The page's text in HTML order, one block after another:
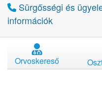
Sürgősségi és
információk
Orvoskereső